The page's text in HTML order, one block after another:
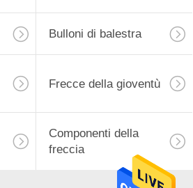
Bulloni di balestra
Frecce della gioventù
Componenti della
freccia